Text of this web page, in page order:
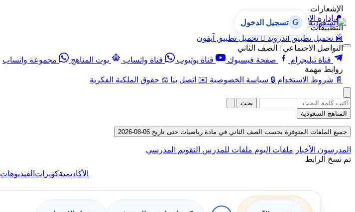
الإشعارات
🔔 إدارة الإشعارات
التطبيقات
🤖 تحميل تطبيق أندرويد  تحميل تطبيق آيفون
التواصل الاجتماعي | الصف الثاني
قناة تيليجرام
صفحة فيسبوك قناة يوتيوب قناة واتساب بوت المناهج
مجموعة واتساب
روابط مهمة
📄 شروط الاستخدام 🔒 سياسة الخصوصية ✉️ اتصل بنا ⚖️ حقوق الملكية الفكرية
G تسجيل الدخول
بحث
المناهج السعودية
جميع الملفات المتوفرة بحسب الصف الثاني في مادة رياضيات حتى تاريخ 06-08-2026
المدرسون الأخبار ملفات اليوم ملفات للمدرس التقويم المدرسي
تم نسخ الرابط
الأكاديميةكويزات الفيديوهات